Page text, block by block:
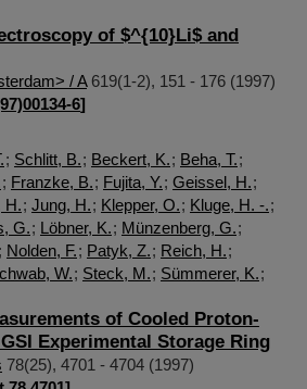
of $^{10}Li$ and
/ A 619(1-2), 151 - 176 (1997)
6]
; Schlitt, B.; Beckert, K.; Beha, T.;
Franzke, B.; Fujita, Y.; Geissel, H.;
H.; Jung, H.; Klepper, O.; Kluge, H. -.;
G.; Löbner, K.; Münzenberg, G.;
Nolden, F.; Patyk, Z.; Reich, H.;
W.; Steck, M.; Sümmerer, K.;
of Cooled Proton-
Experimental Storage Ring
78(25), 4701 - 4704 (1997)